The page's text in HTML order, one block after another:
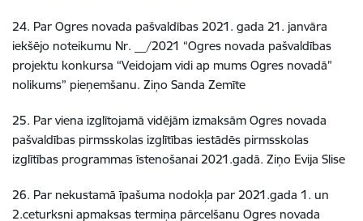
24. Par Ogres novada pašvaldības 2021. gada 21. janvāra
iekšējo noteikumu Nr. __/2021 “Ogres novada pašvaldības
projektu konkursa “Veidojam vidi ap mums Ogres novadā”
nolikums” pieņemšanu. Ziņo Sanda Zemīte
25. Par viena izglītojamā vidējām izmaksām Ogres novada
pašvaldības pirmsskolas izglītības iestādēs pirmsskolas
izglītības programmas īstenošanai 2021.gadā. Ziņo Evija Slise
26. Par nekustamā īpašuma nodokļa par 2021.gada 1. un
2.ceturksni apmaksas termiņa pārcelšanu Ogres novada